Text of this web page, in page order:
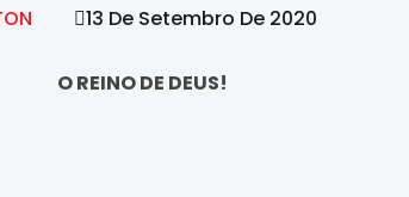
13 De Setembro De 2020
O REINO DE DEUS!